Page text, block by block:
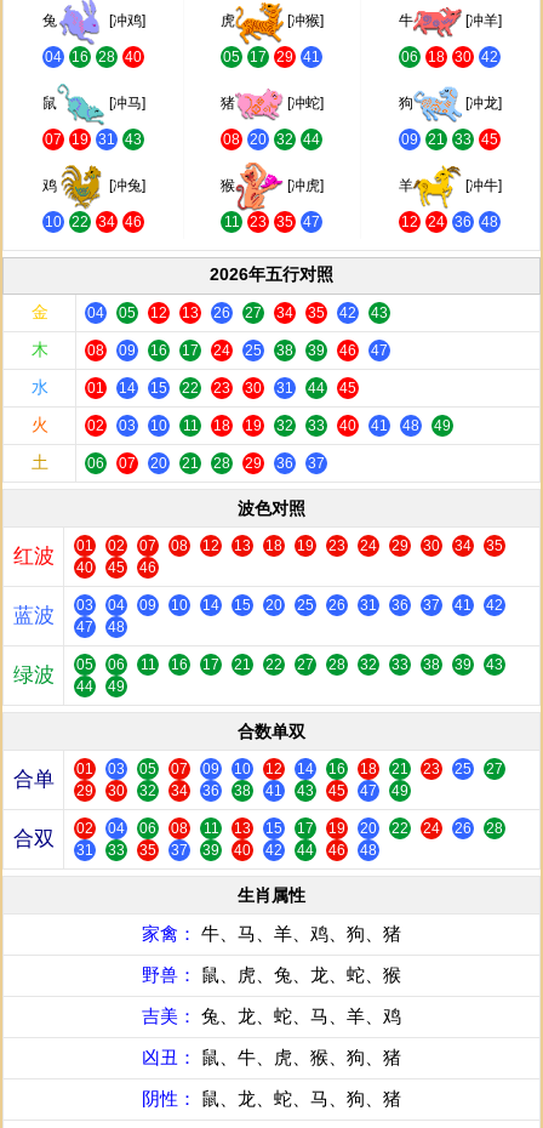
兔 [冲鸡]
04 16 28 40
虎 [冲猴]
05 17 29 41
牛 [冲羊]
06 18 30 42
鼠 [冲马]
07 19 31 43
猪 [冲蛇]
08 20 32 44
狗 [冲龙]
09 21 33 45
鸡 [冲兔]
10 22 34 46
猴 [冲虎]
11 23 35 47
羊 [冲牛]
12 24 36 48
2026年五行对照
金
04 05 12 13 26 27 34 35 42 43
木 08 09 16 17 24 25 38 39 46 47
水 01 14 15 22 23 30 31 44 45
火 02 03 10 11 18 19 32 33 40 41 48 49
土 06 07 20 21 28 29 36 37
波色对照
红波 01 02 07 08 12 13 18 19 23 24 29 30 34
35
40
45 46
蓝波 03 04 09 10 14 15 20 25 26 31 36 37 41
42
47
48
绿波 05 06 11 16 17 21 22 27 28 32 33 38 39
43
44
49
合数单双
合单 01 03 05 07 09 10 12 14 16 18 21 23 25
27
29
30 32 34 36 38 41 43 45 47 49
合双 02 04 06 08 11 13 15 17 19 20 22 24 26
28
31
33 35 37 39 40 42 44 46 48
生肖属性
家禽： 牛、马、羊、鸡、狗、猪
野兽： 鼠、虎、兔、龙、蛇、猴
吉美： 兔、龙、蛇、马、羊、鸡
凶丑： 鼠、牛、虎、猴、狗、猪
阴性： 鼠、龙、蛇、马、狗、猪